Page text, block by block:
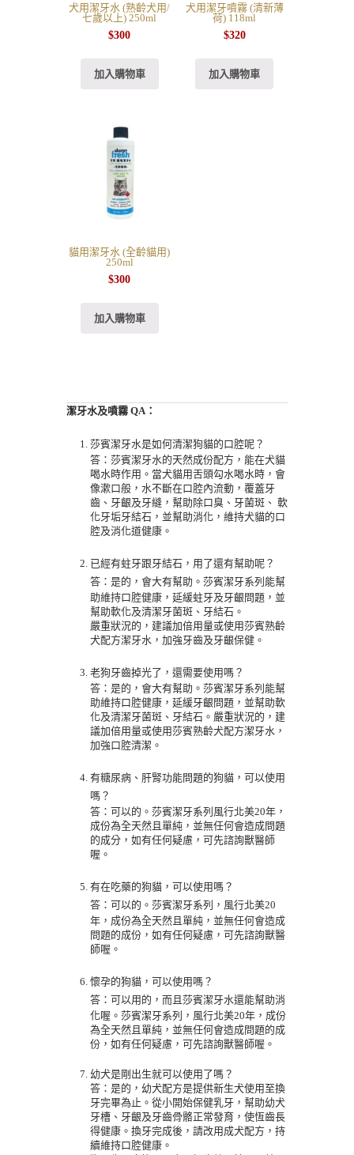
犬用潔牙水 (熟齡犬用/
七歲以上) 250ml
$300
加入購物車
犬用潔牙噴霧 (清新薄
荷) 118ml
$320
加入購物車
貓用潔牙水 (全齡貓用)
250ml
$300
加入購物車
潔牙水及噴霧 QA：
莎賓潔牙水是如何清潔狗貓的口腔呢？
答：莎賓潔牙水的天然成份配方，能在犬貓
喝水時作用。當犬貓用舌頭勾水喝水時，會
像漱口般，水不斷在口腔內流動，覆蓋牙
齒、牙齦及牙縫，幫助除口臭、牙菌斑、 軟
化牙垢牙結石，並幫助消化，維持犬貓的口
腔及消化道健康。
已經有蛀牙跟牙結石，用了還有幫助呢？
答： 是的，會大有幫助。莎賓潔牙系列能幫
助維持口腔健康，延緩蛀牙及牙齦問題，並
幫助軟化及清潔牙菌斑、牙結石。
嚴重狀況的，建議加倍用量或使用莎賓熟齡
犬配方潔牙水，加強牙齒及牙齦保健。
老狗牙齒掉光了，還需要使用嗎？
答：是的，會大有幫助。莎賓潔牙系列能幫
助維持口腔健康，延緩牙齦問題，並幫助軟
化及清潔牙菌斑、牙結石。 嚴重狀況的，建
議加倍用量或使用莎賓熟齡犬配方潔牙水，
加強口腔清潔。
有糖尿病、肝腎功能問題的狗貓，可以使用
嗎？
答：可以的。莎賓潔牙系列風行北美20年，
成份為全天然且單純，並無任何會造成問題
的成分，如有任何疑慮，可先諮詢獸醫師
喔。
有在吃藥的狗貓，可以使用嗎？
答： 可以的。莎賓潔牙系列，風行北美20
年，成份為全天然且單純，並無任何會造成
問題的成份，如有任何疑慮，可先諮詢獸醫
師喔。
懷孕的狗貓，可以使用嗎？
答： 可以用的，而且莎賓潔牙水還能幫助消
化喔。莎賓潔牙系列，風行北美20年，成份
為全天然且單純，並無任何會造成問題的成
份，如有任何疑慮，可先諮詢獸醫師喔。
幼犬是剛出生就可以使用了嗎？
答： 是的，幼犬配方是提供新生犬使用至換
牙完畢為止。從小開始保健乳牙，幫助幼犬
牙槽、牙齦及牙齒骨骼正常發育，使恆齒長
得健康。換牙完成後，請改用成犬配方，持
續維持口腔健康。